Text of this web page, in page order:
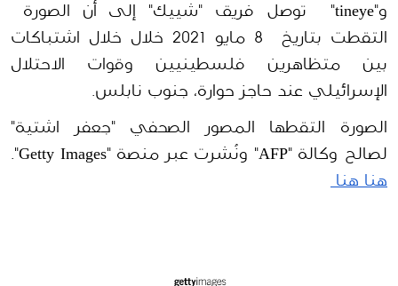
و"tineye"  توصل
الإسرائيلي عند حاجز حوارة، جنوب نابلس.
لصالح وكالة "AFP" ونُشرت عبر منصة "Getty Images".
هنا هنا